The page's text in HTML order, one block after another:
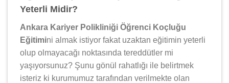
Yeterli Midir?
Ankara Kariyer Polikliniği Öğrenci Koçluğu
Eğitimini almak istiyor fakat uzaktan eğitimin yeterli
olup olmayacağı noktasında tereddütler mi
yaşıyorsunuz? Şunu gönül rahatlığı ile belirtmek
isteriz ki kurumumuz tarafından verilmekte olan